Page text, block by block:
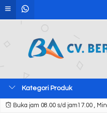
Kategori Produk
Buka jam 08.00 s/d jam17.00 ,